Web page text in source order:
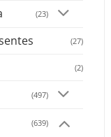
(23)
(27)
(2)
(497)
(639)